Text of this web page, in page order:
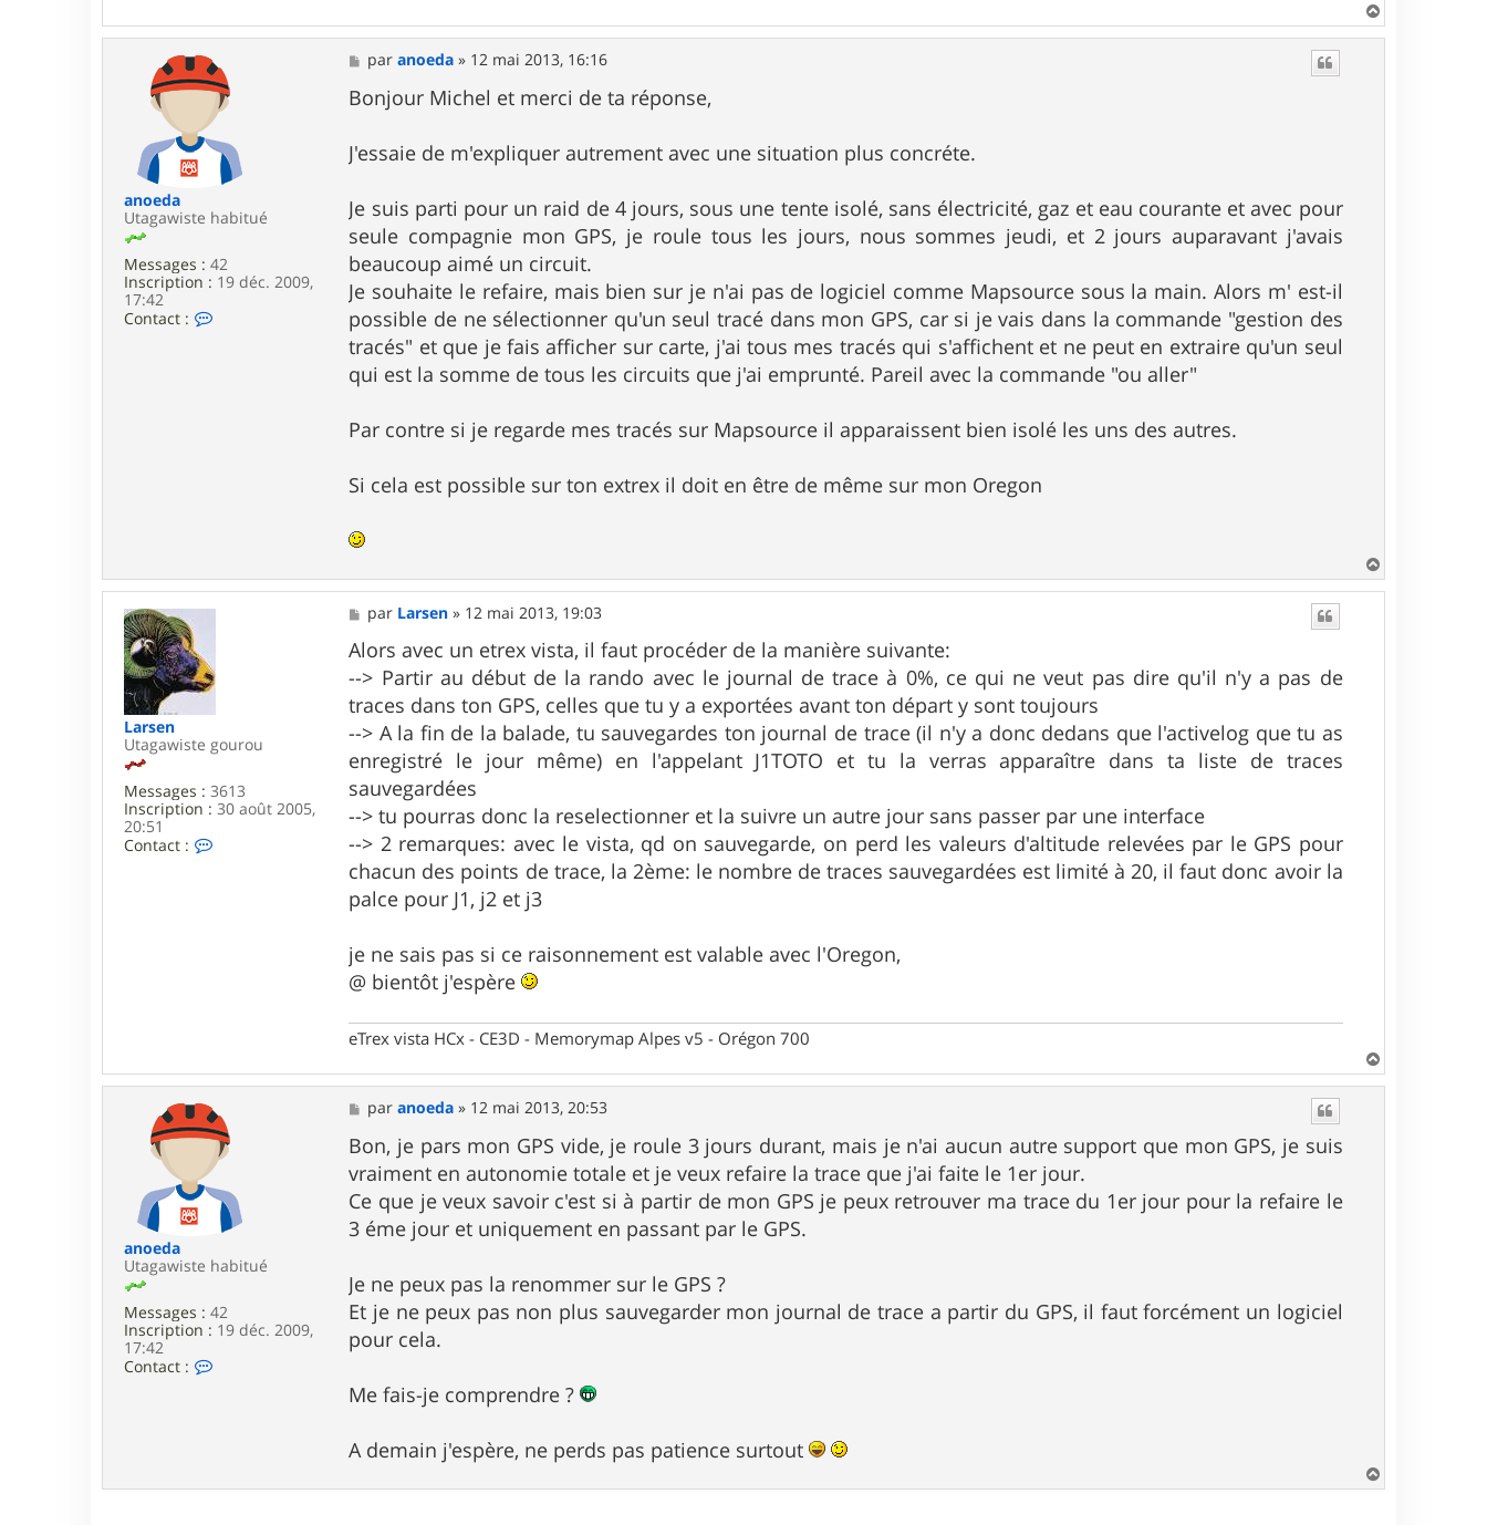
n
t
c
t
e
L
a
r
e
a
anoeda
Utagawiste habitué
Messages : 42
Inscription : 19 déc. 2009,
17:42
Contact :
M
e
s
s
g
e
paranoeda » 12 mai 2013, 16:16
Bonjour Michel et merci de ta réponse,
J'essaie de m'expliquer autrement avec une situation plus concréte.
Je suis parti pour un raid de 4 jours, sous une tente isolé, sans électricité, gaz et eau courante et avec pour
seule compagnie mon GPS, je roule tous les jours, nous sommes jeudi, et 2 jours auparavant j'avais
beaucoup aimé un circuit.
Je souhaite le refaire, mais bien sur je n'ai pas de logiciel comme Mapsource sous la main. Alors m' est-il
possible de ne sélectionner qu'un seul tracé dans mon GPS, car si je vais dans la commande "gestion des
tracés" et que je fais afficher sur carte, j'ai tous mes tracés qui s'affichent et ne peut en extraire qu'un seul
qui est la somme de tous les circuits que j'ai emprunté. Pareil avec la commande "ou aller"
Par contre si je regarde mes tracés sur Mapsource il apparaissent bien isolé les uns des autres.
Si cela est possible sur ton extrex il doit en être de même sur mon Oregon
a
Larsen
Utagawiste gourou
Messages : 3613
Inscription : 30 août 2005,
20:51
Contact :
e
n
M
e
s
s
a
g
e
par Larsen » 12 mai 2013, 19:03
Alors avec un etrex vista, il faut procéder de la manière suivante:
--> Partir au début de la rando avec le journal de trace à 0%, ce qui ne veut pas dire qu'il n'y a pas de
traces dans ton GPS, celles que tu y a exportées avant ton départ y sont toujours
--> A la fin de la balade, tu sauvegardes ton journal de trace (il n'y a donc dedans que l'activelog que tu as
enregistré le jour même) en l'appelant J1TOTO et tu la verras apparaître dans ta liste de traces
sauvegardées
--> tu pourras donc la reselectionner et la suivre un autre jour sans passer par une interface
--> 2 remarques: avec le vista, qd on sauvegarde, on perd les valeurs d'altitude relevées par le GPS pour
chacun des points de trace, la 2ème: le nombre de traces sauvegardées est limité à 20, il faut donc avoir la
palce pour J1, j2 et j3
je ne sais pas si ce raisonnement est valable avec l'Oregon,
@ bientôt j'espère
eTrex vista HCx - CE3D - Memorymap Alpes v5 - Orégon 700
a
anoeda
Utagawiste habitué
Messages : 42
Inscription : 19 déc. 2009,
17:42
Contact :
e
M
e
s
s
a
g
e
paranoeda » 12 mai 2013, 20:53
Bon, je pars mon GPS vide, je roule 3 jours durant, mais je n'ai aucun autre support que mon GPS, je suis
vraiment en autonomie totale et je veux refaire la trace que j'ai faite le 1er jour.
Ce que je veux savoir c'est si à partir de mon GPS je peux retrouver ma trace du 1er jour pour la refaire le
3 éme jour et uniquement en passant par le GPS.
Je ne peux pas la renommer sur le GPS ?
Et je ne peux pas non plus sauvegarder mon journal de trace a partir du GPS, il faut forcément un logiciel
pour cela.
Me fais-je comprendre ?
A demain j'espère, ne perds pas patience surtout
a